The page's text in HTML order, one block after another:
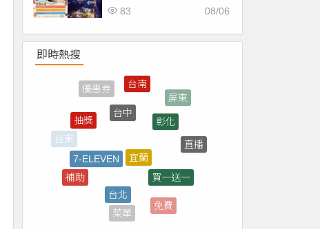
通，免費入場！
08/06
83
即時熱搜
台東
抽獎
台中
彰化
煙火
雲林
花蓮
補助
7-ELEVEN
宜蘭
買一送一
免費
菜單
台北